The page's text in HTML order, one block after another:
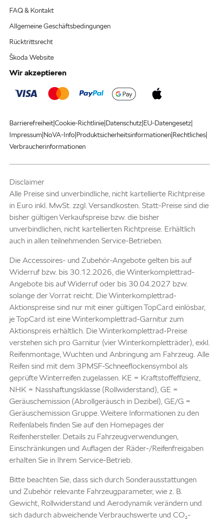
FAQ & Kontakt
Allgemeine Geschäftsbedingungen
Rücktrittsrecht
Škoda Website
Wir akzeptieren
Barrierefreiheit|Cookie-Richtlinie|Datenschutz|EU-Datengesetz|
Impressum|NoVA-Info|Produktsicherheitsinformationen|Rechtliches|
Verbraucherinformationen
Disclaimer
Alle Preise sind unverbindliche, nicht kartellierte Richtpreise
in Euro inkl. MwSt. zzgl. Versandkosten. Statt-Preise sind die
bisher gültigen Verkaufspreise bzw. die bisher
unverbindlichen, nicht kartellierten Richtpreise. Erhältlich
auch in allen teilnehmenden Service-Betrieben.
Die Accessoires- und Zubehör-Angebote gelten bis auf
Widerruf bzw. bis 30.12.2026, die Winterkomplettrad-
Angebote bis auf Widerruf oder bis 30.04.2027 bzw.
solange der Vorrat reicht. Die Winterkomplettrad-
Aktionspreise sind nur mit einer gültigen TopCard einlösbar,
je TopCard ist eine Winterkomplettrad-Garnitur zum
Aktionspreis erhältlich. Die Winterkomplettrad-Preise
verstehen sich pro Garnitur (vier Winterkompletträder), exkl.
Reifenmontage, Wuchten und Anbringung am Fahrzeug. Alle
Reifen sind mit dem 3PMSF-Schneeflockensymbol als
geprüfte Winterreifen zugelassen. KE = Kraftstoffeffizienz,
NHK = Nasshaftungsklasse (Rollwiderstand), GE =
Geräuschemission (Abrollgeräusch in Dezibel), GE/G =
Geräuschemission Gruppe. Weitere Informationen zu den
Reifenlabels finden Sie auf den Homepages der
Reifenhersteller. Details zu Fahrzeugverwendungen,
Einschränkungen und Auflagen der Räder-/Reifenfreigaben
erhalten Sie in Ihrem Service-Betrieb.
Bitte beachten Sie, dass sich durch Sonderausstattungen
und Zubehör relevante Fahrzeugparameter, wie z. B.
Gewicht, Rollwiderstand und Aerodynamik verändern und
sich dadurch abweichende Verbrauchswerte und CO₂-